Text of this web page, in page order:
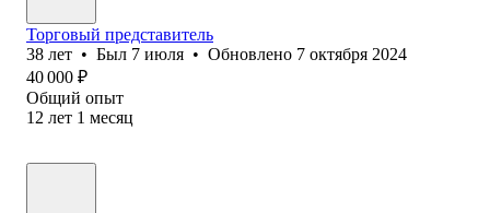
Торговый представитель
38 лет • Был 7 июля • Обновлено 7 октября 2024
40 000 ₽
Общий опыт
12 лет 1 месяц